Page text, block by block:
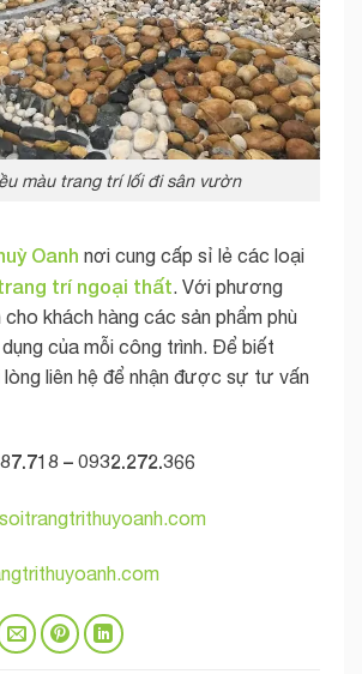
màu trang trí lối đi sân vườn
Oanh nơi cung cấp sỉ lẻ các loại
trí ngoại thất. Với phương
khách hàng các sản phẩm phù
của mỗi công trình. Để biết
lòng liên hệ để nhận được sự tư vấn
– 0932.272.366